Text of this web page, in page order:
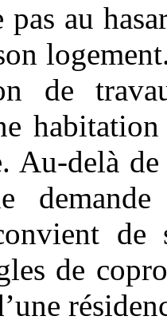
pas au
de
Au-delà
de
de